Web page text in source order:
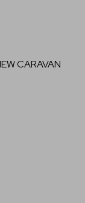
CARAVAN